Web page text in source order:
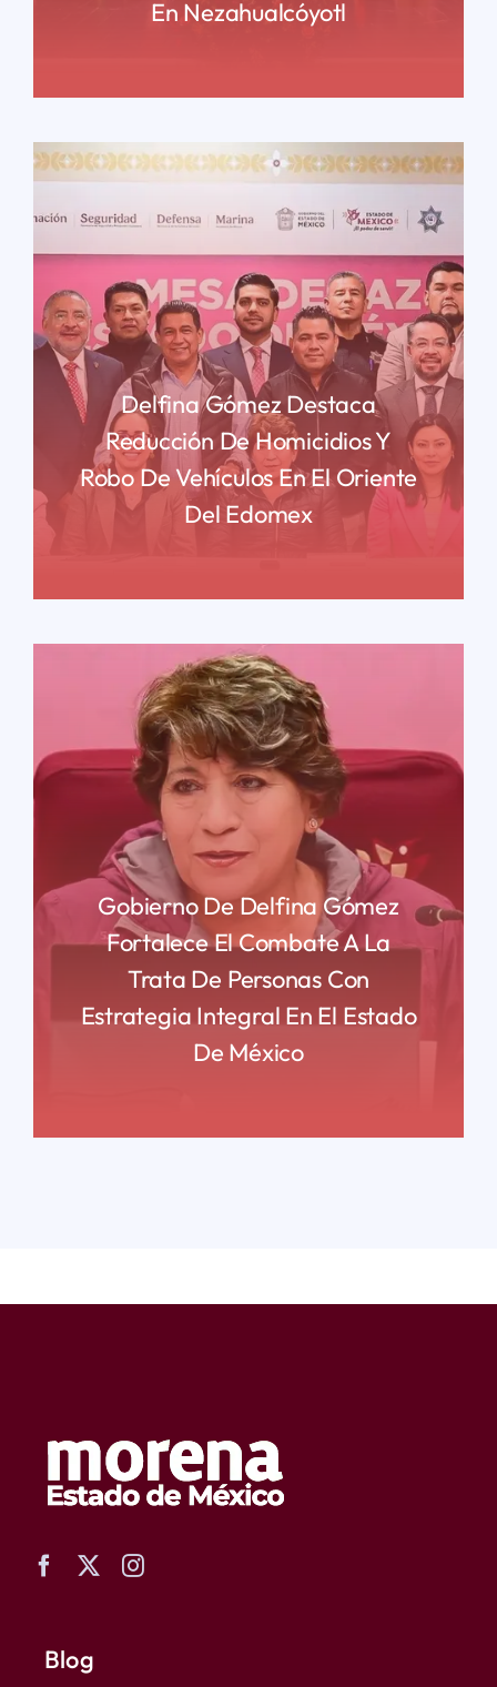
En Nezahualcóyotl
Delfina Gómez Destaca
Reducción De Homicidios Y
Robo De Vehículos En El Oriente
Del Edomex
Gobierno De Delfina Gómez
Fortalece El Combate A La
Trata De Personas Con
Estrategia Integral En El Estado
De México
Blog